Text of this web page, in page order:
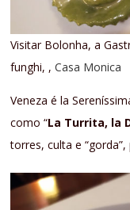
Visitar Bolonha, a
funghi, ,Casa Monica
Veneza é la
como “La Turrita, la
torres, culta e